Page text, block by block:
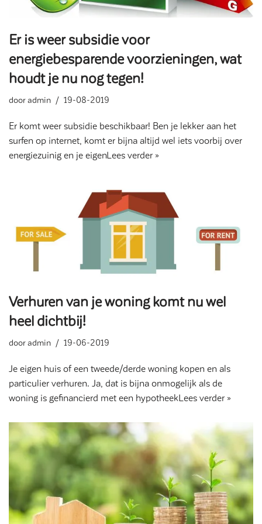
Er is weer subsidie voor
energiebesparende voorzieningen, wat
houdt je nu nog tegen!
dooradmin 19-08-2019
Er komt weer subsidie beschikbaar! Ben je lekker aan het
surfen op internet, komt er bijna altijd wel iets voorbij over
energiezuinig en je eigenLees verder »
Verhuren van je woning komt nu wel
heel dichtbij!
dooradmin 19-06-2019
Je eigen huis of een tweede/derde woning kopen en als
particulier verhuren. Ja, dat is bijna onmogelijk als de
woning is gefinancierd met een hypotheekLees verder »